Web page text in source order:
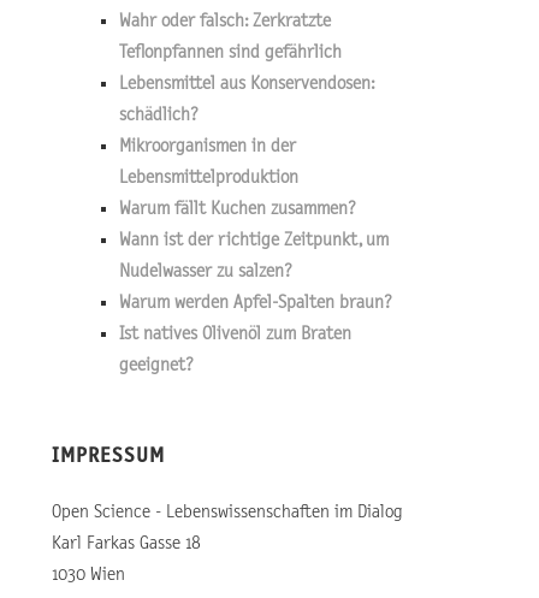
Wahr oder falsch: Zerkratzte
Teflonpfannen sind gefährlich
Lebensmittel aus Konservendosen:
schädlich?
Mikroorganismen in der
Lebensmittelproduktion
Warum fällt Kuchen zusammen?
Wann ist der richtige Zeitpunkt, um
Nudelwasser zu salzen?
Warum werden Apfel-Spalten braun?
Ist natives Olivenöl zum Braten
geeignet?
IMPRESSUM
Open Science - Lebenswissenschaften im Dialog
Karl Farkas Gasse 18
1030 Wien